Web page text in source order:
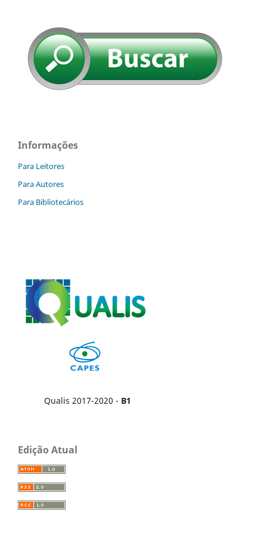
Informações
Para Leitores
Para Autores
Para Bibliotecários
Qualis 2017-2020 - B1
Edição Atual